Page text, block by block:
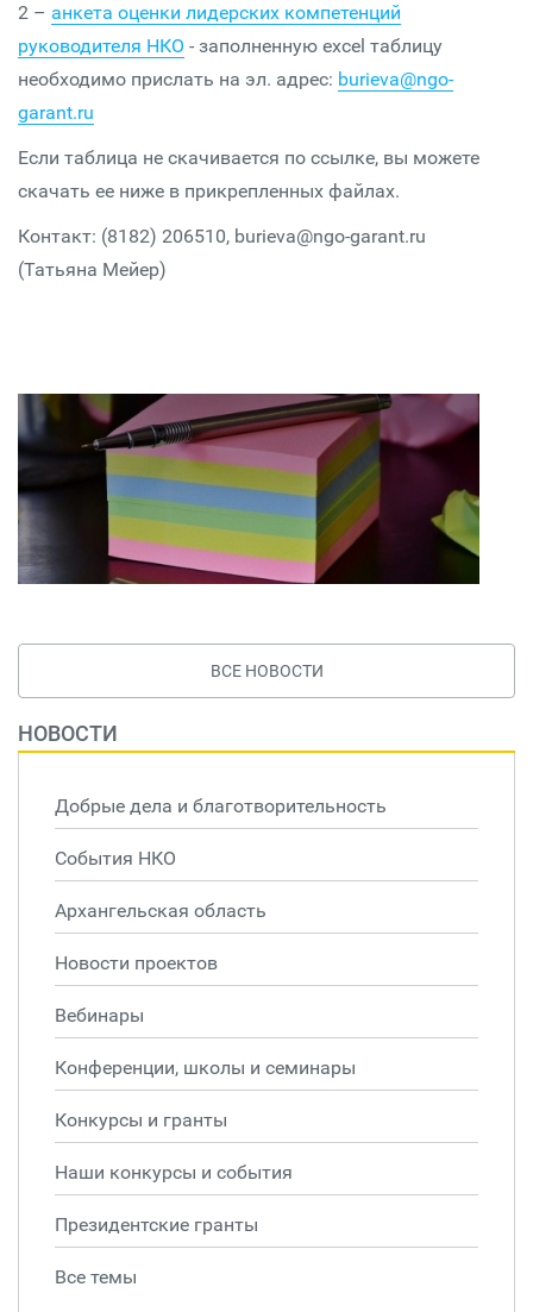
2 – анкета оценки лидерских компетенций
руководителя НКО - заполненную excel таблицу
необходимо прислать на эл. адрес: burieva@ngo-
garant.ru
Если таблица не скачивается по ссылке, вы можете
скачать ее ниже в прикрепленных файлах.
Контакт: (8182) 206510, burieva@ngo-garant.ru
(Татьяна Мейер)
ВСЕ НОВОСТИ
НОВОСТИ
Добрые дела и благотворительность
События НКО
Архангельская область
Новости проектов
Вебинары
Конференции, школы и семинары
Конкурсы и гранты
Наши конкурсы и события
Президентские гранты
Все темы